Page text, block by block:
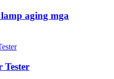
aging mga
Tester